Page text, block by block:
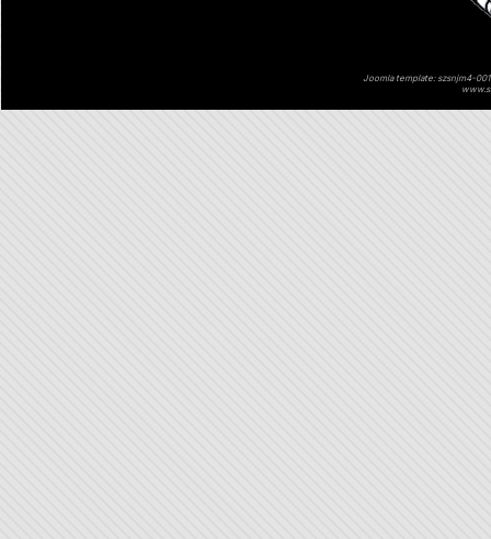
Joomla template: szsnjm4-